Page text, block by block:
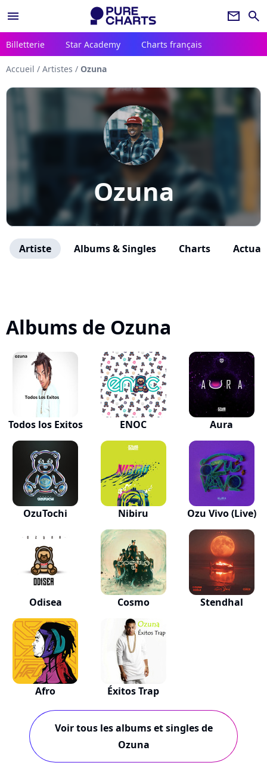
menu newsletter search
Billetterie Star Academy Charts français
Accueil / Artistes / Ozuna
Ozuna
Artiste Albums & Singles Charts
Albums de Ozuna
Todos los Exitos ENOC Aura
OzuTochi Nibiru Ozu Vivo (Live)
Odisea Cosmo Stendhal
Afro Éxitos Trap
Voir tous les albums et singles de
Ozuna